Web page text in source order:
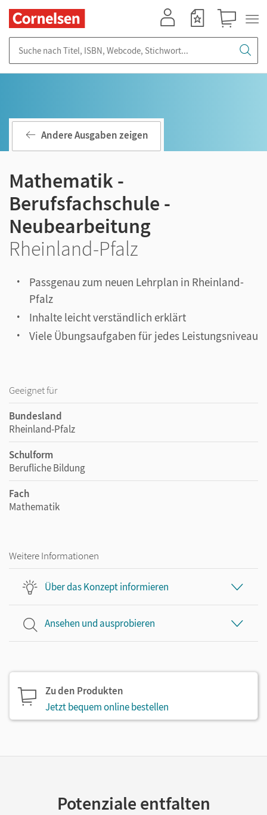
Andere Ausgaben zeigen
Mathematik -
Berufsfachschule -
Neubearbeitung
Rheinland-Pfalz
Passgenau zum neuen Lehrplan in Rheinland-
Pfalz
Inhalte leicht verständlich erklärt
Viele Übungsaufgaben für jedes Leistungsniveau
Geeignet für
Bundesland
Rheinland-Pfalz
Schulform
Berufliche Bildung
Fach
Mathematik
Weitere Informationen
Über das Konzept informieren
Ansehen und ausprobieren
Zu den Produkten
Jetzt bequem online bestellen
Potenziale entfalten